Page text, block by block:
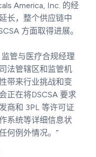
America, Inc. 的经
长，整个供应链中
方面取得进展。
管与医疗合规经理
法管辖区和监管机
带来行业挑战和变
正在将DSCSA 要求
商和 3PL 等许可证
系统等详细信息状
何例外情况。”